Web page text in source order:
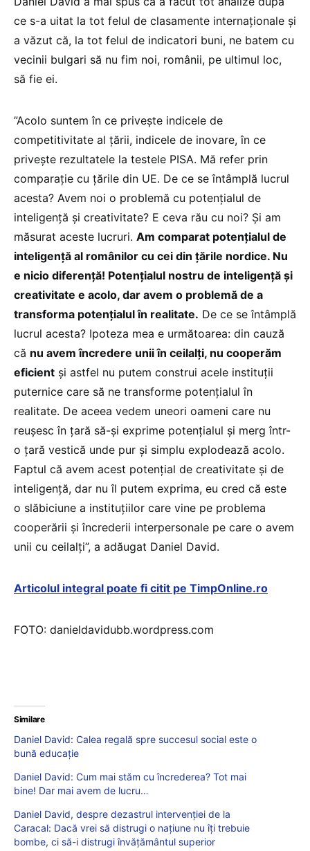
ce s-a uitat la tot felul de clasamente internaționale și
a văzut că, la tot felul de indicatori buni, ne batem cu
vecinii bulgari să nu fim noi, românii, pe ultimul loc,
să fie ei.
”Acolo suntem în ce privește indicele de
competitivitate al țării, indicele de inovare, în ce
privește rezultatele la testele PISA. Mă refer prin
comparație cu țările din UE. De ce se întâmplă lucrul
acesta? Avem noi o problemă cu potențialul de
inteligență și creativitate? E ceva rău cu noi? Și am
măsurat aceste lucruri. Am comparat potențialul de
inteligență al românilor cu cei din țările nordice. Nu
e nicio diferență! Potențialul nostru de inteligență și
creativitate e acolo, dar avem o problemă de a
transforma potențialul în realitate. De ce se întâmplă
lucrul acesta? Ipoteza mea e următoarea: din cauză
că nu avem încredere unii în ceilalți, nu cooperăm
eficient și astfel nu putem construi acele instituții
puternice care să ne transforme potențialul în
realitate. De aceea vedem uneori oameni care nu
reușesc în țară să-și exprime potențialul și merg într-
o țară vestică unde pur și simplu explodează acolo.
Faptul că avem acest potențial de creativitate și de
inteligență, dar nu îl putem exprima, eu cred că este
o slăbiciune a instituțiilor care vine pe problema
cooperării și încrederii interpersonale pe care o avem
unii cu ceilalți”, a adăugat Daniel David.
Articolul integral poate fi citit pe TimpOnline.ro
FOTO: danieldavidubb.wordpress.com
Similare
Daniel David: Calea regală spre succesul social este o
bună educație
Daniel David: Cum mai stăm cu încrederea? Tot mai
bine! Dar mai avem de lucru…
Daniel David, despre dezastrul intervenției de la
Caracal: Dacă vrei să distrugi o națiune nu îți trebuie
bombe, ci să-i distrugi învățământul superior